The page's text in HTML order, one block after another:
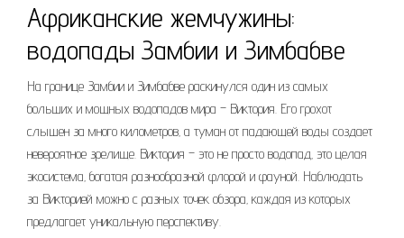
Африканские жемчужины:
водопады Замбии и Зимбабве
На границе Замбии и Зимбабве раскинулся один из самых
больших и мощных водопадов мира – Виктория. Его грохот
слышен за много километров‚ а туман от падающей воды создает
невероятное зрелище. Виктория – это не просто водопад‚ это целая
экосистема‚ богатая разнообразной флорой и фауной. Наблюдать
за Викторией можно с разных точек обзора‚ каждая из которых
предлагает уникальную перспективу.